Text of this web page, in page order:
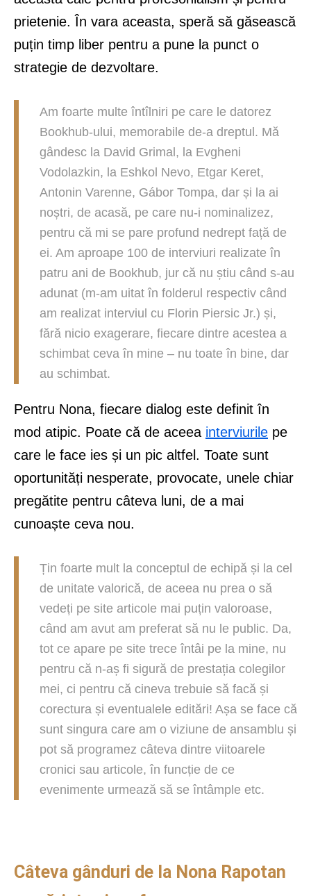
prietenie. În vara aceasta, speră să găsească
puțin timp liber pentru a pune la punct o
strategie de dezvoltare.
Am foarte multe întîlniri pe care le datorez
Bookhub-ului, memorabile de-a dreptul. Mă
gândesc la David Grimal, la Evgheni
Vodolazkin, la Eshkol Nevo, Etgar Keret,
Antonin Varenne, Gábor Tompa, dar și la ai
noștri, de acasă, pe care nu-i nominalizez,
pentru că mi se pare profund nedrept față de
ei. Am aproape 100 de interviuri realizate în
patru ani de Bookhub, jur că nu știu când s-au
adunat (m-am uitat în folderul respectiv când
am realizat interviul cu Florin Piersic Jr.) și,
fără nicio exagerare, fiecare dintre acestea a
schimbat ceva în mine – nu toate în bine, dar
au schimbat.
Pentru Nona, fiecare dialog este definit în
mod atipic. Poate că de aceea interviurile pe
care le face ies și un pic altfel. Toate sunt
oportunități nesperate, provocate, unele chiar
pregătite pentru câteva luni, de a mai
cunoaște ceva nou.
Țin foarte mult la conceptul de echipă și la cel
de unitate valorică, de aceea nu prea o să
vedeți pe site articole mai puțin valoroase,
când am avut am preferat să nu le public. Da,
tot ce apare pe site trece întâi pe la mine, nu
pentru că n-aș fi sigură de prestația colegilor
mei, ci pentru că cineva trebuie să facă și
corectura și eventualele editări! Așa se face că
sunt singura care am o viziune de ansamblu și
pot să programez câteva dintre viitoarele
cronici sau articole, în funcție de ce
evenimente urmează să se întâmple etc.
Câteva gânduri de la Nona Rapotan